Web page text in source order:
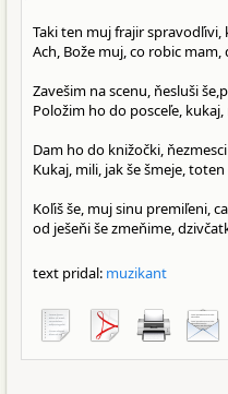
Taki ten muj frajir spravodľivi,
Ach, Bože muj, co robic
Zavešim na scenu, ňesluši
Položim ho do posceľe, kukaj,
Dam ho do knižočki,
Kukaj, mili, jak še šmeje,
Koľiš še, muj sinu premiľeni,
od ješeňi še zmeňime,
text pridal: muzikant